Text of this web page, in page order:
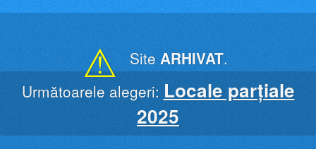
⚠ Site ARHIVAT.
Următoarele alegeri: Locale parțiale
2025